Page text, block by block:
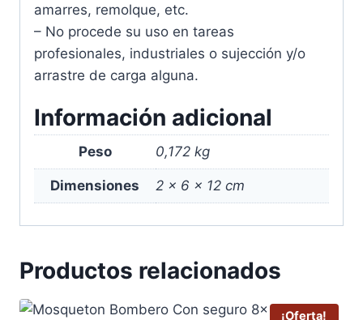
amarres, remolque, etc.
– No procede su uso en tareas
profesionales, industriales o sujección y/o
arrastre de carga alguna.
Información adicional
Peso 0,172 kg
Dimensiones 2 × 6 × 12 cm
Productos relacionados
¡Oferta!